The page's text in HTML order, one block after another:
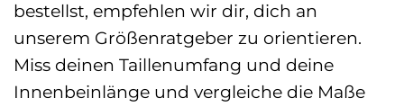
bestellst, empfehlen wir dir, dich an
unserem Größenratgeber zu orientieren.
Miss deinen Taillenumfang und deine
Innenbeinlänge und vergleiche die Maße